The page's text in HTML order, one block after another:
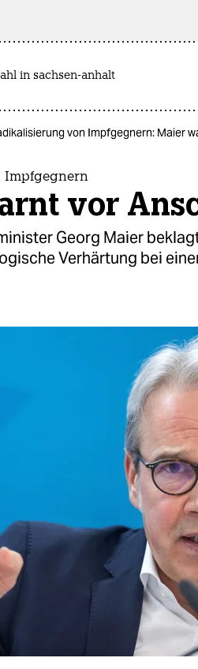
in sachsen-anhalt
von Impfgegnern: Maier
Impfgegnern
vor
Georg Maier
Verhärtung bei